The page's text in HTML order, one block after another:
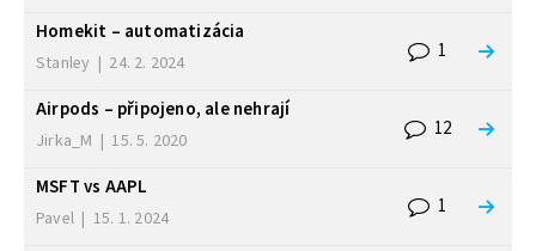
Homekit – automatizácia
Stanley | 24. 2. 2024 1
Airpods – připojeno, ale nehrají
Jirka_M | 15. 5. 2020 12
MSFT vs AAPL
Pavel | 15. 1. 2024 1